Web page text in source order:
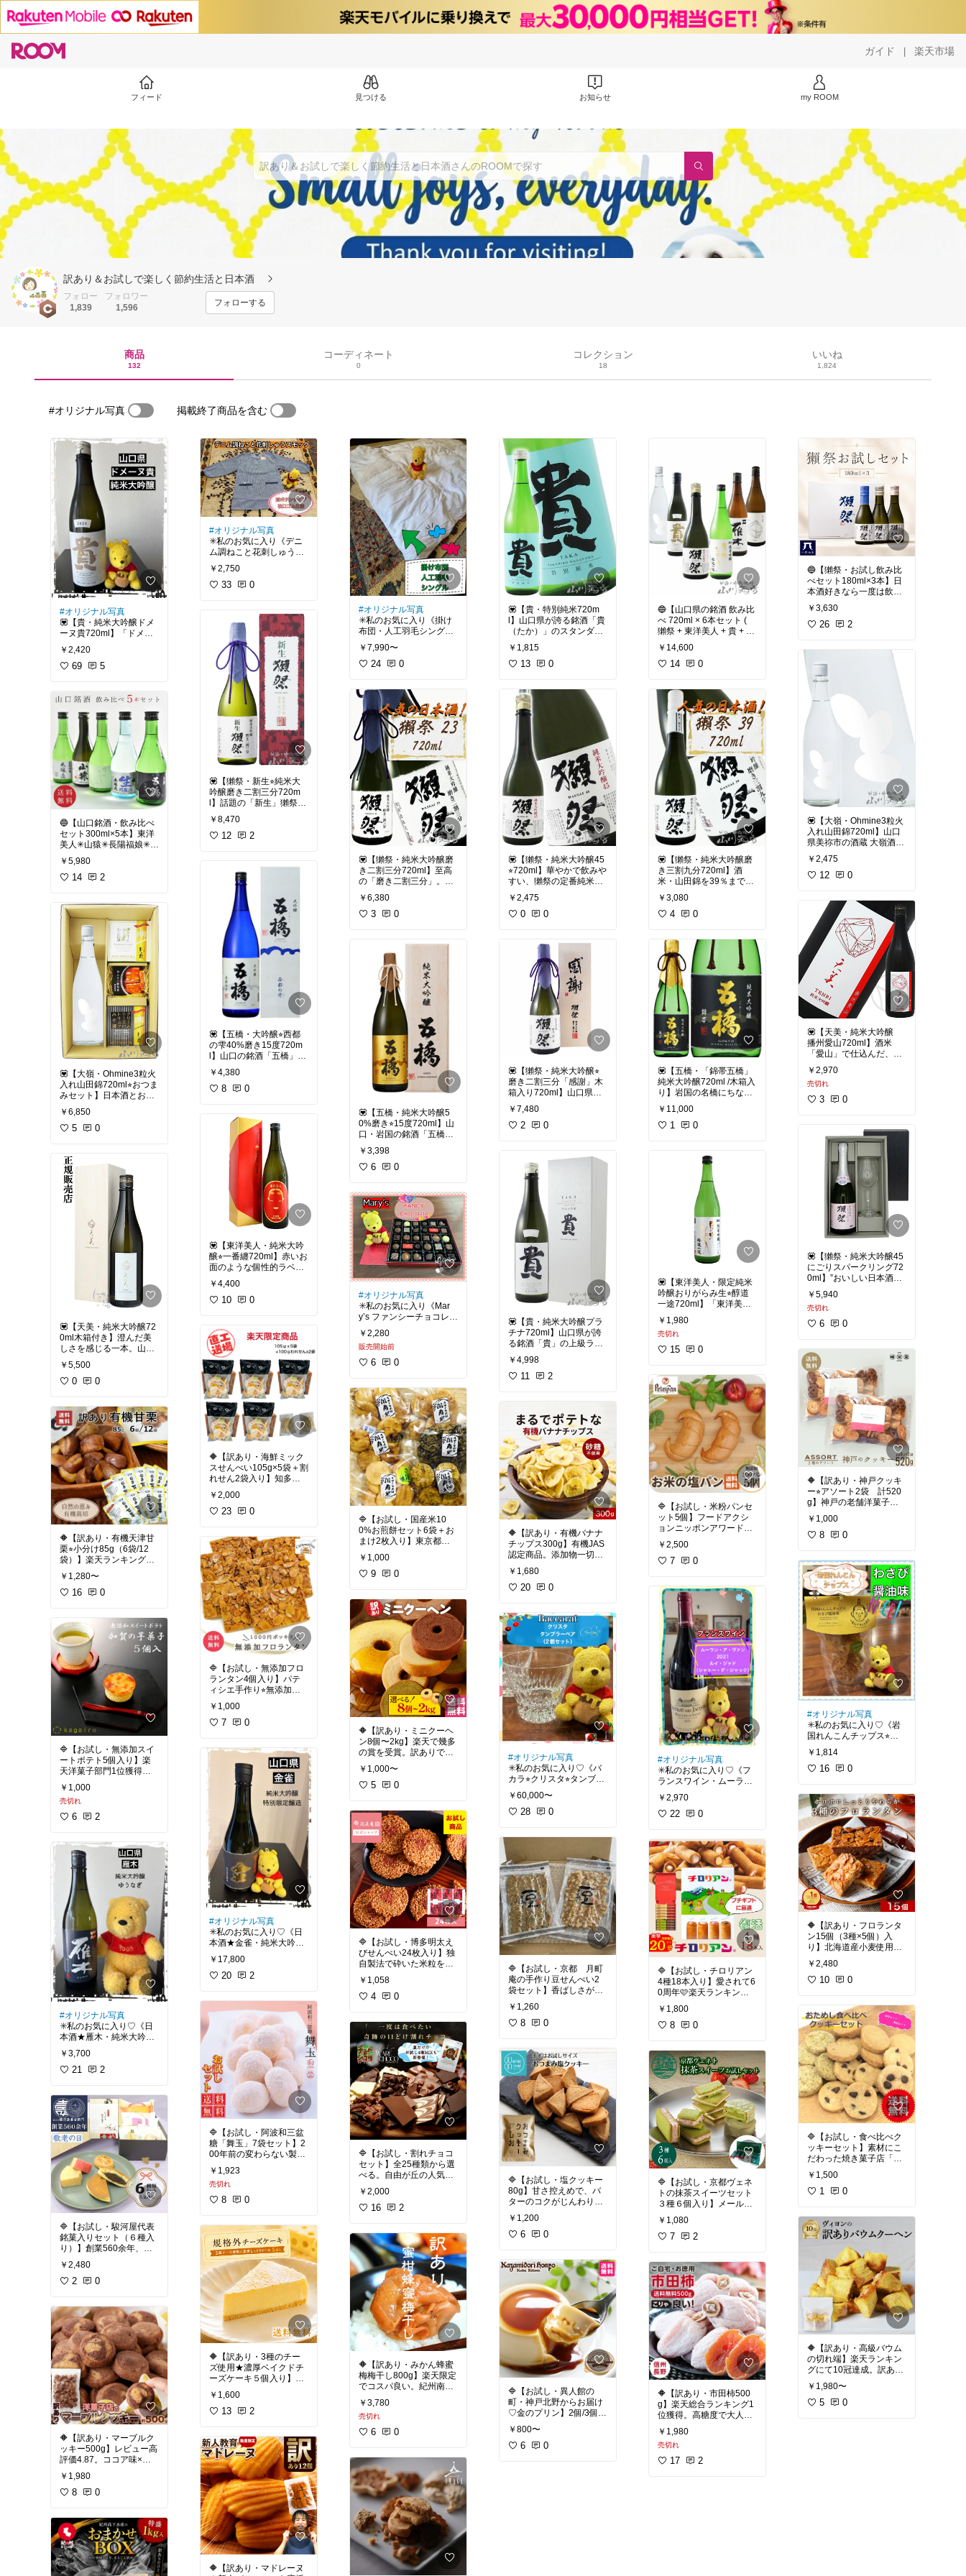
ガイド | 楽天市場
フィード 見つける お知らせ my ROOM
訳あり＆お試しで楽しく節約生活と日本酒
フォロー
1,839
フォロワー
1,596
フォローする
商品
132
コーディネート
0
コレクション
18
いいね
1,824
#オリジナル写真 掲載終了商品を含む
#オリジナル写真
💟【貴・純米大吟醸ドメ
ーヌ貴720ml】「ドメー
ヌ貴」の名を冠した、永
山本家酒造場の自信作。
米作りからこだわった究
繊細な口当たりと、凛と
した酸味のバランスが絶
妙。
☑️ ドメーヌ（Domaine）
もともとフランスのワイ
ン用語で、「自社で所有
する畑のブドウだけを使
って、栽培から醸造、瓶
詰めまでを一貫して行う
生産者」のことです。
日本酒における「ドメー
ヌ」の3つの特徴
1️⃣原料米の自社栽培
通常、酒蔵は農家や農協
が、ドメーヌスタイルの
を持ち、お米を育てると
ころからスタートしま
2️⃣テロワール（風土）の
尊重
その土地の気候や土壌、
水の個性を最大限に引き
出すことを重視します。
「この土地でしか造れな
い味」を追求する姿勢で
す。
3️⃣一貫した品質管理
「どんなお米を育て、ど
を最初から最後まで自分
たちでコントロールする
ため、非常にこだわりが
強く、ストーリー性のあ
るお酒になります。
#純米大吟醸
造場
#父の日
￥2,420
69 5
🔵【山口銘酒・飲み比べ
セット300ml×5本】東洋
美人✳︎山猿✳︎長陽福娘✳︎長
門峡✳︎五橋
山口県を代表する日本酒
が魅力です。
300mlの飲み切りサイズ
なので、
その日の気分で一本ずつ
楽しむのもおすすめ。
香りや味わいの違いを感
じながら、
山口の酒蔵めぐりをして
いる気分になれるセット
です
☑️ラインナップ
・東洋美人（フルーティ
ーな透明感）［澄川酒造
場 （萩市）］
・山猿（米の旨味とキ
小野田市）］
・長陽福娘（優雅な香り
・長門峡（素朴で深い味
わい）［岡崎酒造場
（萩市）］
・五橋（軟水仕込みのま
ろやかさ）［酒井酒造
#家飲み #記念日
#飲み比
#山口銘酒
#ホワイトデ
#お祝い
￥5,980
14 2
💟【大嶺・Ohmine3粒火
入れ山田錦720ml⭐︎おつま
みセット】日本酒とおつ
山口県美祢市の人気酒蔵
と、お酒にぴったりのお
つまみを組み合わせた楽
しみなセット。
透明感のあるやわらかな
味わいの日本酒に、コク
のあるクリームチーズ2
種、旨みたっぷりのめん
たい豚角煮がよく合いま
おうちでちょっと贅沢な
晩酌を楽しみたいとき
や、日本酒好きの方への
ギフトにもおすすめ。
お酒とおつまみを一緒に
味わえる、満足感のある
セットです。
☑️ 大嶺酒造
モダンで洗練された酒造
代表銘柄「Ohmine」
は、山口県産の酒米と美
しい仕込み水を使い、フ
ルーティーで透明感のあ
る味わいが魅力です。ス
タイリッシュなボトルデ
ザインも印象的で、日本
酒ファンから注目されて
います。
#日本酒 #家飲み #山口県
地酒 #大嶺 #大嶺酒造 #3
粒 #人気おつまみセット
#ホワイトデー #父の日
美祢市 #人気日本酒
￥6,850
5 0
💟【天美・純米大吟醸72
0ml木箱付き】澄んだ美
しさを感じる一本。山口
大吟醸。
天美 純米大吟醸 720ml
やさしい香りと透明感の
ある味わいが魅力の日本
酒です。
フルーティーで上品な甘
みと、すっと消えるきれ
いな余韻。木箱入りなの
で贈り物にもぴったり。
☑️ 長州酒造
山口県下関市にある日本
酒の酒蔵。
け継ぎ、2020年に新しい
酒蔵として再スタートし
ました。
代表銘柄は 天美 日本酒ブ
明感のある味わいが特徴
注目されている蔵です。
2025年11月、長州酒造に
行きました。
名前に相応しい、美味し
いお酒です。
#記念日 #日本酒 #山口県
#ギフト
#山口県下
#長州酒造##お祝い
#おうち居酒屋 #純米大吟
醸 #ホワイトデー #父の
日
￥5,500
0 0
🔶【訳あり・有機天津甘
栗⭐︎小分け85g（6袋/12
袋）】楽天ランキング1
い有機JAS認証のオーガ
ニック天津甘栗。訳あり
#訳あり商品 #お買い得 #
我が家のお取り寄せ #お
試しスイーツ
#自分への
ご褒美 #甘栗 #ティータ
イム #おうちカフェ
ーガニック #天津甘栗
￥1,280〜
16 0
🔷【お試し・無添加スイ
ートポテト5個入り】楽
天洋菓子部門1位獲得。
つまいもの自然な甘さが
ぎゅっと詰まった、やさ
しい味わいのお芋菓子。
#ティータイム #お試しス
イーツ
#おうち時間充実
#自分へのご褒美 #節約生
￥1,000
売切れ
6 2
#オリジナル写真
✳️私のお気に入り♡《日
本酒★雁木・純米大吟醸
美味しいお酒です！山口
県岩国市の八百新酒造。
中でも、気品あふれる存
在感を放つのがこの「ゆ
うなぎ」。
名前の通り、夕暮れ時の
静かな海のように穏やか
で、澄み渡るような飲み
口が魅力です。
「完成された調和」。
熟したリンゴのような気
品ある香りと、米の旨味
がほどよく溶け込んだし
☑️ 八百新酒造（やおしん
しゅぞう）と「雁木」の
由来
部・錦川の河口近くに蔵
運ばれた場所にありまし
た。そこにあった 階段状
の船着き場を「雁木（が
んぎ）」 と呼び、日本酒
の名前にしています。 ￼
#日本酒 #山口県の酒 #雁
木 #純米大吟醸 #八百新
酒造 #家飲み #父の日 #ホ
ワイトデー #山口の地酒
￥3,700
21 2
🔷【お試し・駿河屋代表
銘菓入りセット（６種入
り）】創業560余年、プ
品も入っています。駿河
屋スタッフ厳選のお試し
☑️ 総本家 駿河屋善右衛門
日本の和菓子史に名を残
す、室町時代創業（1461
年）・560年余の歴史を
誇る老舗和菓子店。
その歴史の始まりは京都
伏見にあり、当時は「鶴
屋」という屋号で饅頭屋
としてスタートしまし
た。豊臣秀吉公をはじめ
い年月を経て現在の屋
号・駿河屋として発展し
ています。
#おうちカフェ
#ティータイム #おうち時
間充実 #節約生活
￥2,480
2 0
🔶【訳あり・マーブルク
ッキー500g】レビュー高
評価4.87。ココア味×プ
ス。ティータイムにぴっ
たり
など。味は正規品。
サクッと香ばしい焼菓子
クッキー。
￥1,980
8 0
#オリジナル写真
✳️私のお気に入り《デニ
ム調ねこと花刺しゅうス
モック・M〜L》159㎝50
kg 9号サイズの私には身
幅に余裕があって、着て
うがとても可愛いので気
に入っています。春と秋
シーズンにちょうど良い
と思います。
☑️サイズ M〜L
身丈:82㎝、身
幅:56㎝、肩幅:50㎝、袖
丈:54㎝
☑️適応バスト（約）79〜
☑️前ボタンタイプ、ポケ
ット×2
☑️袖口ゴム仕様
☑️カラー 🩵ブルー💙ネ
イビー
☑️生産国 中国
#エプロン #割烹着
キッチンの相棒 #前開き
ボタン仕様
￥2,750
33 0
💟【獺祭・新生⭐︎純米大
吟醸磨き二割三分720m
l】話題の「新生」獺祭。
体に嬉しい、次世代の日
本酒。
クソソーム」に着目して
作った最新作！
磨き二割三分の最高の美
味しさはそのままに、健
やかさを願う独自の製法
で生まれました。
✅ 「獺祭エクソソーム」
• 「お酒を造る過程（発
酵）で生まれる、体に良
いとされる成分のこと」
• 「古くから言われる
『酒は百薬の長』を、現
代の技術で形にしたお
酒」
化粧箱入りなので、贈り
物に最適です。
#日本酒 #獺祭
#エクソソーム
#人気酒
贈り物
#化粧箱付き
#ホワイトデー
￥8,470
12 2
💟【五橋・大吟醸⭐︎西都
の雫40%磨き15度720m
l】山口の銘酒「五橋」の
実力を感じる一本。
山口県岩国市の老舗蔵 酒
酒米「西都の雫」を40％
まで丁寧に磨き上げ、や
わらかく上品な香りと、
透明感のあるなめらかな
味わいが広がります。
近年だけでも金賞受賞を
重ねてきた酒井酒造の技
術が詰まった一本で、ま
さに蔵元の実力を感じら
れる大吟醸。雑味のない
美しい酒質は、まるで鏡
のように澄んだ印象。
獺祭や雁木が好きな方に
もぜひ味わってほしい、
一本です。
#日本酒 #五橋 #山口県地
酒 #大吟醸 #酒井酒造#
お祝い #家飲み #父の日 #
西都の雫 #全国新酒鑑評
会金賞受賞
￥4,380
8 0
💟【東洋美人・純米大吟
醸⭐︎一番纏720ml】赤いお
面のような個性的ラベル
が印象的。フルーティー
で上品な味わいの人気酒
です。山口県の酒蔵、澄
徴。
赤と金色の専用カートン
がおしゃれです。ギフト
🎁に最適。
☑️ 山口県萩市にある酒
蔵、澄川酒造場は1921年
創業。代表銘柄の東洋美
人で知られ、「稲をくぐ
り抜けた水」をコンセプ
トに、米の旨みと透明感
を追求。2013年の豪雨災
害を乗り越え、現在は国
内外で高い評価を受け、
日本酒の可能性を世界に
#山口県の地酒 #東洋美人
#日本酒 #家飲み #お祝い
#ギフト #父の日 #ホワイ
トデー #純米大吟醸 #澄
川酒造場 #山口県萩市
￥4,400
10 0
🔶【訳あり・海鮮ミック
スせんべい105g×5袋＋割
れせん2袋入り】知多半
島の自社工場製造。￥2,0
00ぽっきり★工場直送の
海鮮ミックスせんべい。
#訳あり #割れせん #海鮮
せんべい #お買い得 #知
多半島 #おつまみ #ティ
ータイム #手土産
￥2,000
23 0
🔷【お試し・無添加フロ
ランタン4個入り】パテ
ィシエ手作り⭐︎無添加で
素材本来の美味しさ。厳
選素材で作られた、フロ
ランタン専門店の味。北
しくキャラメリゼしたア
ーモンドがたっぷり。
#ティータイム #おうち時
間充実
#お試しスイーツ
#節約生活
￥1,000
7 0
#オリジナル写真
✳️私のお気に入り♡《日
本酒★金雀・純米大吟
醸 特別限定醸造720m
l》入手困難で知られる
「金雀」の特別限定醸
丁寧に磨き上げた酒米か
ら生まれる、透明感のあ
る香りと上品な旨み。
ひと口含むと、ふわっと
広がる華やかな吟醸香。
そのあとに続く、やわら
かく澄んだ甘みとキレの
ある後味。
☑️堀江酒場（山口県岩国
市）
1764年創業。
山口県岩国市錦町に蔵を
構える、歴史ある酒蔵。
豊かな自然に囲まれた環
境と、錦川の清らかな
水。
その土地の恵みを活か
し、少量生産で丁寧に酒
造りを続けています。
代表銘柄「金雀」
#日本酒 #金雀
#堀江酒場
#山口の地酒
#山口県岩国
市 #純米大吟醸 #特別限
定醸造
￥17,800
20 2
🔷【お試し・阿波和三盆
糖「舞玉」7袋セット】2
00年前の変わらない製法
で、今でも当時の手作り
そのまま。徳島名産の上
質な阿波和三盆糖を使っ
た、口の中でほろほろと
品のこだわり」でも紹介
されました。
☑️ 徳島四季乃菓子 あわや
徳島県の素材を活かした
菓子づくりが特徴の和洋
菓子ブランド。阿波和三
盆糖や鳴門金時など地元
の素材をふんだんに使
い、四季折々のお菓子を
提供しています。 ￼
#ギフト #ティータイム #
お試しスイーツ #我が家
のお取り寄せ
ご褒美
￥1,923
売切れ
8 0
🔶【訳あり・3種のチー
ズ使用★濃厚ベイクドチ
ーズケーキ５個入り】レ
ビュー高評価4.68。訳あ
りは、僅かなひび割れな
どの規格外品。品質には
コスパ抜群の人気ベイク
ドチーズケーキです。
#訳あり #お買い得 #チー
ズケーキ #スイーツ #お
うちカフェ #節約生活 #
フードロス
￥1,600
13 2
🔶【訳あり・マドレーヌ
#オリジナル写真
✳️私のお気に入り《掛け
布団・人工羽毛シング
した。お試しで自分で使
ってみましたが、今まで
して何より羽毛布団よ
り、体にピッタリする感
じで暖かいので冷え性の
私には快適でした。なの
で、そのまま自分用に使
っています。
「安いし、人工羽毛って
どうなの？」と思ってい
ましたが、想像以上にし
っかり暖かいし、コスパ
がとても良いと思いま
す。
圧縮梱包で届くので、中
綿が偏っています。しっ
かりと中綿をほぐす作業
が必要です。揉み込むよ
仰ぐようにパタパタマサ
ッージしたら、ふっくら
#ベッドルーム #掛け布団
#人工羽毛
#寝具 #洗える布団
菌消臭軽量
￥7,990〜
24 0
💟【獺祭・純米大吟醸磨
き二割三分720ml】至高
の「磨き二割三分」。山
口県が世界に誇る銘酒、
「獺祭 純米大吟醸 。華や
かな香りと、驚くほど澄
☑️ 山口県の酒蔵、株式会
社 獺祭が造る最高峰の一
日本酒の常識を変えた獺
祭の最高傑作。山田錦を
23%という極限まで磨
き、最高の純米大吟醸に
しました。
#日本酒 #獺祭 #山口県地
#人気酒 #旭酒造 # #記
米大吟醸
#ホワイトデー
#父の日
￥6,380
3 0
💟【五橋・純米大吟醸5
0%磨き⭐︎15度720ml】山
口・岩国の銘酒「五橋」
の純米大吟醸。やさしく
香り、なめらかに広がる
一本。
酒井酒造
が醸す「五橋」の純米大
吟醸です。
地元・山口県産の山田錦
を50％まで丁寧に磨き、
軟水でゆっくり仕込まれ
た、やわらかく上品な味
華やかすぎない穏やかな
香りと、
なめらかな口当たりが心
地よく、食事にも合わせ
やすい一本です。平成31
年山口県新酒鑑評会純米
木箱入りなので、贈り物
にも最適。
価格も、
純米大吟醸としては手に
取りやすいのが嬉しいと
ころ。
#日本酒 #五橋 #山口県地
米大吟醸 #父の日 #記念
日 #ホワイトデー#
￥3,398
6 0
#オリジナル写真
✳️私のお気に入り《Mar
y’s ファンシーチョコレー
ト30個入り》老舗チョコ
ブランド メリーチョコレ
ートの人気詰め合わせ。
いろいろな味が楽しめ
どれも美味しいです😋
☑️ メリーチョコレート
1950年に東京で創業した
日本の老舗チョコレート
メーカー。
創業者の原堅太郎が、渋
谷の小さな作業場からチ
ョコレートづくりを始め
ました。
の広がりにも関わった、
長く愛される定番メーカ
ーです。
#自分へのご褒美
お取り寄せ #ギフト #バ
レンタインデー #ホワイ
トデー #チョコレートセ
ット #Mary’s #ファンシ
ーチョコレート
￥2,280
販売開始前
6 0
🔷【お試し・国産米10
0%お煎餅セット6袋＋お
まけ2枚入り】東京都内
の自社工場で手作り。10
00円ぽっきり。選べる味
で食べ比べ。送料無料・
国産米100%使用のおせ
んべいお試しセット。
ごま・しょう油・ざら
め・青のり・辛子・サラ
ダの6種入り。
さらにおまけ2枚付きで
満足感たっぷり。
#お試し煎餅セット #国産
米100%
産米せんべい #お試しス
イーツ #おうち時間充実
#手土産 #おうちカフェ #
ティータイム
￥1,000
9 0
🔶【訳あり・ミニクーヘ
ン8個〜2kg】楽天で幾多
の賞を受賞。訳ありでお
得なかわいいミニサイ
ズ。数量が選べて、少量
から試せる。甘さ控えめ
#訳あり商品 #1,000円送
料無料 #おうちカフェ #
スイーツ #ティータイム
#ミニクーヘン #ティータ
イム #お試しスイーツ
￥1,000〜
5 0
🔷【お試し・博多明太え
びせんべい24枚入り】独
自製法で砕いた米粒を焼
き上げ、パリさくっ！新
食感。明太子×海老の旨
みが絶妙。不動の人気N
☑️ 博多風美庵
福岡・博多や九州の特産
食材を活かした洋菓子・
和菓子が豊富に揃ってい
ます。果物や乳製品、明
太子や塩など、地域の味
わいをテーマにしたスイ
ーツ・おかき・せんべい
が人気です。 ￼
#手土産 #博多土産
うちカフェ #お試しスイ
ーツ #えびせんべい #博
多明太子 #ティータイム
#我が家のお取り寄せ
￥1,058
4 0
🔷【お試し・割れチョコ
セット】全25種類から選
べる。自由が丘の人気シ
ョコラ専門店の本格クー
ベルチュール。
・東京都目黒区自由が丘
にあるチョコレート専門
店。
・“割れチョコ”専門とい
う珍しいスタイルで、
様々な味やフレーバーの
チョコが並びます。 ￼
🍬 特徴
・約40種類以上の割れチ
ョコを扱う専門店。 ￼
・世界基準の高級 クーベ
ルチュールチョコレート
を使用していて、香り・
口どけ・後味のバランス
が良いと評判です。 ￼
・定番のミルク・ビター
系から、マシュマロやマ
カダミア入りなどのアレ
広いラインナップが魅
力。
#スイーツ部 #お試しセッ
ト #おうちカフェ #チョ
コレート #節約生活
￥2,000
16 2
🔶【訳あり・みかん蜂蜜
梅梅干し800g】楽天限定
でコスパ良い。紀州南高
梅 はちみつ梅塩分5％・
みかん蜂蜜使用で甘くて
食べやすい梅干し。
品 #我が家のお取り寄せ
#節約生活 #紀州南高梅 #
はちみつ梅 #フードロス
￥3,780
売切れ
6 0
💟【貴・特別純米720m
l】山口県が誇る銘酒「貴
（たか）」のスタンダー
気銘柄「貴」。
お米の旨味がしっかりあ
りつつ、キレのある酸味
が全体をピシッと締めて
くれます。
#日本酒 #貴 #永山本家酒
造場
#山口県 #プレゼン
ト
#家飲み #山口の地酒
#
贈り物 #ホワイトデー #
父の日 #純米酒 #人気酒
￥1,815
13 0
💟【獺祭・純米大吟醸45
⭐︎720ml】華やかで飲みや
すい、獺祭の定番純米大
吟醸。
☑️ 山口県の酒蔵、株式会
酒米・山田錦を45％まで
磨き、フルーティーな香
りとやわらかな甘みが広
がる飲みやすい一本。日
本酒初心者にも親しま
れ、食事にも合わせやす
い定番の純米大吟醸で
#日本酒 #獺祭
#純米大吟
醸
#山口県地酒 #人気酒
旭酒造# #家飲み #ギフト
#贈り物 #父の日 #ホワイ
トデー #定番獺祭
￥2,475
0 0
💟【獺祭・純米大吟醸⭐︎
磨き二割三分「感謝」木
箱入り720ml】山口県が
世界に誇る銘酒、「獺祭
純米大吟醸 磨き二割三
分」。華やかな香りと、
す。木箱に刻印された
「感謝」の文字、贈り物
に最適です。
☑️ 造り手は山口県岩国市
の旭酒造。日本酒の可能
性を追求し、純米大吟醸
だけを造る酒蔵として世
界的にも知られていま
す。
#獺祭 #日本酒
#磨き二割
#プレゼント #ギフ
ト #お祝い #山口県 #自分
へのご褒美
#楽天1位 #父
の日 #ホワイトデー #木
￥7,480
2 0
💟【貴・純米大吟醸プラ
チナ720ml】山口県が誇
る銘酒「貴」の上級ライ
ン、純米大吟醸プラチ
ナ。最高級特等山田錦を
使用し、辛口の味わい。
思い入れがあり、ギフト
で何度も購入していま
す。
☑️宇部市の酒蔵、永山本
家酒造場が造る人気銘柄
「貴」の中でも、特別感
のある一本です。
華やかな香りと、透明感
のある上品な味わい。口
に含むとやわらかな旨み
が広がり、すっと綺麗に
キレていきます
造場に行きました。建物
す。落ち着いた雰囲気の
中で、ゆっくりと過ごせ
る素敵な空間で、美味し
い珈琲とスイーツをいた
だきました。
#家飲み #お祝い #おうち
居酒屋 #日本酒 #山口銘
酒 #貴 #永山酒造 #山口県
地酒 #ギフト #父の日 #ホ
ワイトデー
￥4,998
11 2
🔶【訳あり・有機バナナ
チップス300g】有機JAS
認定商品。添加物一切不
使用。砂糖不使用、無添
加で自然な甘み。訳あり
は、割れ欠けありのた
#訳あり商品 #有機バナナ
#ドライフルーツ #無添加
チップス
#ティータイム
#おうちカフェ #バナナチ
ップス #我が家のお取り
寄せ #オーガニック
￥1,680
20 0
#オリジナル写真
✳️私のお気に入り♡《バ
カラ⭐︎クリスタ⭐︎タンブラ
透明度の高いクリスタル
ガラスが美しく、光を受
シンプルなのに存在感が
あります。
ペアセットなので、結婚
祝いや記念日ギフトにも
おすすめ。
大切な人と“いい時間”を
楽しみたくなるグラスで
す。
#バカラ #クリスタルガラ
ス #ペアグラス #ペアタ
ンブラー #ロックグラス
#ウイスキーグラス
#贈り物 #ホワイトデー
￥60,000〜
28 0
🔷【お試し・京都 月町
庵の手作り豆せんべい2
袋セット】香ばしさがク
ら豆＆グリンピース使用
で、豆の旨みとやさしい
☑️ 京・月待庵
京都の伝統的な和菓子・
焼き菓子を扱う人気のお
店。
京都・錦市場など市内各
所に店舗があり、観光つ
いでのおやつ購入にもよ
く利用されています。 ￼
お取り寄せ #自分へのご
褒美
#京菓子 #ギフト
#お
試しセット #ギフト #節
約生活
￥1,260
8 0
🔷【お試し・塩クッキー
80g】甘さ控えめで、バ
ターのコクがじんわり。
どよい。甘じょっぱい
味。原料がシンプルゆえ
んが多いクッキーです。
#ギフト #お試しスイーツ
#塩クッキー #自分へのご
#おつまみ #おうち
カフェ #手土産 #ティー
タイム
￥1,200
6 0
🔷【お試し・異人館の
町・神戸北野からお届け
♡金のプリン】2個/3個/6
ーツブランドの濃厚カス
タードプリン。卵をたっ
￥800〜
6 0
🔵【山口県の銘酒 飲み比
べ 720ml × 6本セット (
獺祭 + 東洋美人 + 貴 + 雁
の地酒、至高の飲み比べ
6本組！
た「獺祭」から、新星
「天美」まで。
山口県の酒蔵のレベルの
高さを一度に堪能でき
る、贅沢すぎるセット。
✅獺祭（だっさい）
説明不要の有名銘柄。フ
ルーティーで華やかな香
りと、透明感のある甘み
が特徴。
✅東洋美人（とうようび
じん）
「稲をデザインする」が
モットー。瑞々しい果実
味と、シルクのような滑
✅貴（たか）
と、キレのある男気あふ
れる酸味が魅力。
✅雁木（がんぎ）
米の旨味がギュッと凝縮
された、力強くも優しい
味わい。無垢な旨さが光
ります。
✅大嶺（Ohmine）
スタイリッシュなボトル
ューシーさと、現代的な
軽やかさ。
✅天美（てんび）
SNSでも話題沸騰中の注
目株。フレッシュで微炭
🌟おすすめポイント
オールスター集結！山口
県の人気蔵元を網羅して
#山口の地酒
￥14,600
14 0
💟【獺祭・純米大吟醸磨
き三割九分720ml】酒
米・山田錦を39％まで磨
き、フルーティーで華や
かな香りと、やわらかく
上品な甘みが楽しめる一
☑️ 山口県の酒蔵、旭酒造
（現：株式会社 獺祭）が
造る人気銘柄、獺祭 純米
大吟醸 磨き三割九分。
#家飲み #記念日 #日本酒
#獺祭 #旭酒造 #純米大吟
醸 #人気酒 #山口県地酒 #
ホワイトデー #父の日 #
ギフト
#贈り物 #お酒
￥3,080
4 0
💟【五橋・「錦帯五橋」
純米大吟醸720ml /木箱入
り】岩国の名橋にちなん
だ、特別な一本。
山口県岩国市の酒蔵 酒井
名所 錦帯橋 に由来する名
前を持つ、蔵を代表する
純米大吟醸です。
山口県産山田錦を35％ま
で磨き、華やかな吟醸香
と透明感のあるなめらか
な味わい。
平成30酒造年度山口県新
酒鑑評会吟醸酒部門最優
等賞受賞。
木箱入りなので、贈り物
や特別な日の一本にもお
すすめです。
酒造」
山口県岩国市にある 酒井
酒造 は、1871年（明治4
年）創業の酒蔵です。
代表銘柄は 五橋。
岩国の名所である 錦帯橋
の五つのアーチ橋にちな
んで名付けられました。
仕込みには、清流・錦川
の伏流水を使用。
地元の水と米を生かし、
料理に寄り添うやさしい
味わいの日本酒を造り続
けています。
#日本酒 #五橋
酒
#純米大吟醸
#錦帯五橋 #鑑評会最優秀
賞
#お祝い
#ホワイトデ
ー
#父の日
￥11,000
1 0
💟【東洋美人・限定純米
吟醸おりがらみ生⭐︎醇道
一途720ml】「東洋美
人」の中でも、ファンが
毎年心待ちにしている季
節限定のしぼりたて生酒
「醇道一途（じゅんどう
2025年12月、澄川酒造場
に行ったときに「醇道一
途」シリーズを初めて買
いました。日本酒好きな
方は、ぜひ飲んでみてく
ださい。美味しいです！
☑️山口県萩市の酒蔵
澄川酒造場
が造る人気銘柄
東洋美人。
「醇道一途（じゅんどう
いちず）」とは、
ひたすら良い酒を造る道
を追い続けるという想い
が込められたシリーズ。
み生酒ならではの
フレッシュなガス感とや
わらかな旨み。
東洋美人らしい
華やかな香りと透明感の
ある味わいが楽しめま
す。
よく冷やして飲むと、
春の新酒らしい爽やかな
美味しさ。
#おうち居酒屋 #日本酒 #
東洋美人 #山口銘酒
酒 #純米吟醸酒 #澄川酒
造場 #限定酒 #山口県萩
￥1,980
売切れ
15 0
🔷【お試し・米粉パンセ
ット5個】フードアクシ
ョンニッポンアワード20
10受賞。無添加にこだわ
った米粉パン。常温保存
OK！約1カ月日持ち。天
ット。
#お試しセット
#米粉パン
#非常食
#天然酵母 #無添
加パン
#常温保存 #長期
保存 #パンセット
￥2,500
7 0
#オリジナル写真
✳️私のお気に入り♡《フ
ランスワイン・ムーラ
ン・ア・ヴァン[2021]ル
イ・ジャド(シャトー・
デ・ジャック)》フルーテ
感じがしました。
☑️ブルゴーニュ流の造り
シャトー・デ・ジャック
は、ボージョレで一般的
な「マセラシオン・カル
ボニック（炭酸ガス浸漬
法）」ではなく、コー
ト・ドールのピノ・ノワ
ールと同様の伝統的な醸
造法を採用しています。
これにより、深い色合い
としっかりとした骨格
（タンニン）が生まれま
す。
傾向
で非常に涼しく、栽培が
難しかった年でした。そ
のため、近年の猛暑の年
よりも酸が綺麗で、エレ
ガントかつクラシックな
スタイルに仕上がってい
ます。アルコール度数は
約12.5%と控えめで、食
事に合わせやすいフレッ
シュさがあります。
#フランスワイン #ワイン
派 #家飲み #赤ワイン
#おうち居酒屋
#ブルゴー
￥2,970
22 0
🔷【お試し・チロリアン
4種18本入り】愛されて6
0周年🩷楽天ランキング
第1位獲得。サクッと軽
い生地×やさしい甘さの
クリームがたまらない♡
老舗・千鳥饅頭総本舗が
1962年（昭和37年）に発
売したロールクッキー系
の銘菓です。発売から60
年以上、福岡を代表する
スイーツとして多くの人
に親しまれてきました。
#お試しスイーツ #手土産
#スイーツ
#チロリアン
ティータイム
#おうちカ
フェ #ロングセラー
￥1,800
8 0
🔷【お試し・京都ヴェネ
トの抹茶スイーツセット
３種６個入り】メール
便。こだわりの抹茶の焼
き菓子。宇治抹茶使用。
イタリア・ヴェネト州の
文化を組み合わせた スイ
ーツブランドです。
和の代表素材である抹茶
と、洋の代表素材である
チーズを 絶妙に組み合わ
せたスイーツ を展開して
います。 ￼
コンセプトは
「伝統 × 洋の感性」＝ 温
故知新（昔に学び新しく
創る） で、
京都×イタリアの異文化
ミックスを大切にしてい
ます。
#お試しスイーツ
￥1,080
7 2
🔶【訳あり・市田柿500
g】楽天総合ランキング1
位獲得。高糖度で大人
気。長野県産GIマーク認
証｜砂糖不使用の自然派
ドライフルーツ。冬の定
番おやつ
￥1,980
売切れ
17 2
🔵【獺祭・お試し飲み比
べセット180ml×3本】日
本酒好きなら一度は飲み
たい、獺祭 の飲み比べセ
ット。
3種類を少量ずつ楽しめ
る贅沢なセットです。
☑️造り手は山口県の酒
蔵、旭酒造。
純米大吟醸だけを造るこ
とで知られ、世界でも高
す。
180mlの飲みきりサイズ
なので
・日本酒好きの方へのプ
レゼント
・自分へのちょっとした
ご褒美
・獺祭を飲み比べてみた
そんな方にもぴったり。
る味わいの違いを、
ゆっくり楽しめるセット
です。
2025年12月旭酒造の蔵見
学に行ったとき、3種類
の試飲をしましたが、ど
れもそれぞれ美味しかっ
たです。
#飲み比べ #日本酒 #獺祭
#家飲み #おうち居酒屋 #
記念日 #ギフト
トデー
山口県の地酒
￥3,630
26 2
💟【大嶺・Ohmine3粒火
入れ山田錦720ml】山口
県美祢市の酒蔵 大嶺酒造
e。こちらは酒米の王
様・山田錦を使った「３
品な香りと、透明感のあ
るきれいな味わいが特
徴。
☑️ 大嶺酒造
モダンで洗練された酒造
りで人気の酒蔵。
代表銘柄「Ohmine」
は、山口県産の酒米と美
しい仕込み水を使い、フ
ルーティーで透明感のあ
タイリッシュなボトルデ
ザインも印象的で、日本
酒ファンから注目されて
います。
#火入れ #人気酒 #
家飲み #おうち居酒屋
#ホワイトデー
父の日 #ギフト #贈り物
￥2,475
12 0
💟【天美・純米大吟醸
播州愛山720ml】酒米
「愛山」で仕込んだ、華
大吟醸。
☑️天美 純米大吟醸 播州愛
た華やかな純米大吟醸。
やわらかな甘みとフルー
ティーな香り、透明感の
あるきれいな余韻が楽し
めます。山口県の酒蔵 長
州酒造 が手がける人気銘
柄「天美」の中でも、特
別感のある一本。
#記念日 #日本酒 #おうち
フト #純米大吟醸 #山口
県下関市 #長州酒造 #天
美 #酒米愛山
￥2,970
売切れ
3 0
💟【獺祭・純米大吟醸45
にごりスパークリング72
0ml】”おいしい日本酒の
ンセプトから生み出され
た日本酒。
純米大吟醸をベースに、
瓶内で発酵させて自然な
炭酸を生み出した一本。
にごり酒ならではのやわ
らかな甘みと、
きめ細かな泡、そして獺
祭らしい華やかな香り。
シャンパンのように楽し
います。
よく冷やしてグラスに注
ぐと、
ふわっと広がるフルーテ
ィーな香り。
にもぴったりです
#お祝い #家飲み #記念日
#日本酒 #獺祭スパークリ
ング #純米大吟醸 #ギフ
ト #発泡にごり酒 #ホワ
イトデー #プレゼント
#
父の日 #山口の銘酒
￥5,940
売切れ
6 0
🔶【訳あり・神戸クッキ
ー⭐︎アソート2袋 計520
g】神戸の老舗洋菓子店
のクッキー。北海道産小
麦粉使用の本格焼菓子。
ポスト投函で受け取り
サクッと香ばしい神戸発
クッキー。
北海道産小麦粉のやさし
い味わいです。
#お試しスイーツ #訳あり
クッキー #おうちカフェ
#神戸クッキー #ギフト
#
おうち時間充実 #我が家
のお取り寄せ #手土産 #
ティータイム
￥1,000
8 0
#オリジナル写真
✳️私のお気に入り♡《岩
国れんこんチップス⭐︎わ
さび醤油味×3袋》大好き
なチップスです!岩国に行
ったら、必ず買います。
☑️山口県・岩国産れんこ
んを使用した
岩国れんこんチップス
〈わさび醤油味〉
サクサク軽い食感と、れ
んこん本来のやさしい甘
み。
そこにピリッと香る“わさ
び”と、コクのある醤油味
が絶妙バランス。
ビールや日本酒との相性
も抜群です！
☑️岩国れんこんは、普通
のれんこんより１つ穴が
よく見られます。そのた
のよい食材として親しま
れてきました。
#れんこんチップス #おつ
まみ #岩国れんこん #つ
まんでちょんまげ #晩酌
のお供 #山口県岩国市 #
ご当地おやつ #わさび醤
油
#山口グルメ
￥1,814
16 0
🔶【訳あり・フロランタ
ン15個（3種×5個）入
り】北海道産小麦使用。
アーモンド・プードル・
ショコラオレンジの3種
類を個包装で。訳あり
#ティータイム #お試しス
イーツ #自分へのご褒美
#訳ありスイーツ #節約生
活
￥2,480
10 0
🔷【お試し・食べ比べク
ッキーセット】素材にこ
だわった焼き菓子店「ポ
メズキャンパス」からお
届け。発酵バターとフラ
ンス産小麦粉を使用。サ
#自分へのご褒美 #ギフト
#ティータイム #おうちカ
フェ #お試しクッキーセ
ット #手作りクッキー
￥1,500
1 0
🔶【訳あり・高級バウム
の切れ端】楽天ランキン
グにて10冠達成。訳あり
で大容量1袋。しっとり
上品な甘さ、ティータイ
ムにぴったり。フードロ
￥1,980〜
5 0